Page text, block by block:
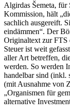
Algirdas Šemeta,
Kommission, hält
sachlich ausgereift.
eindämmen“. Der
Originaltext zur FTS
Steuer ist weit
aller Art betreffen,
werden. So werden
handelbar sind (inkl.
(mit Ausnahme von
„Organismen für
alternative